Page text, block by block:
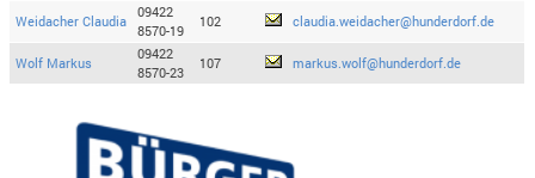
Weidacher Claudia
09422
8570-19
102 claudia.weidacher@hunderdorf.de
Wolf Markus
09422
8570-23
107 markus.wolf@hunderdorf.de